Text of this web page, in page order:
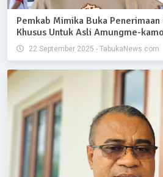
Pemkab Mimika Buka
Khusus Untuk Asli Amungme-
22 September 2025 - TabukaNews.com